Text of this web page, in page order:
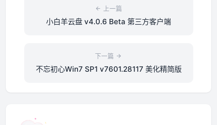
上一篇
小白羊云盘 v4.0.6 Beta 第三方客户端
下一篇
不忘初心Win7 SP1 v7601.28117 美化精简版